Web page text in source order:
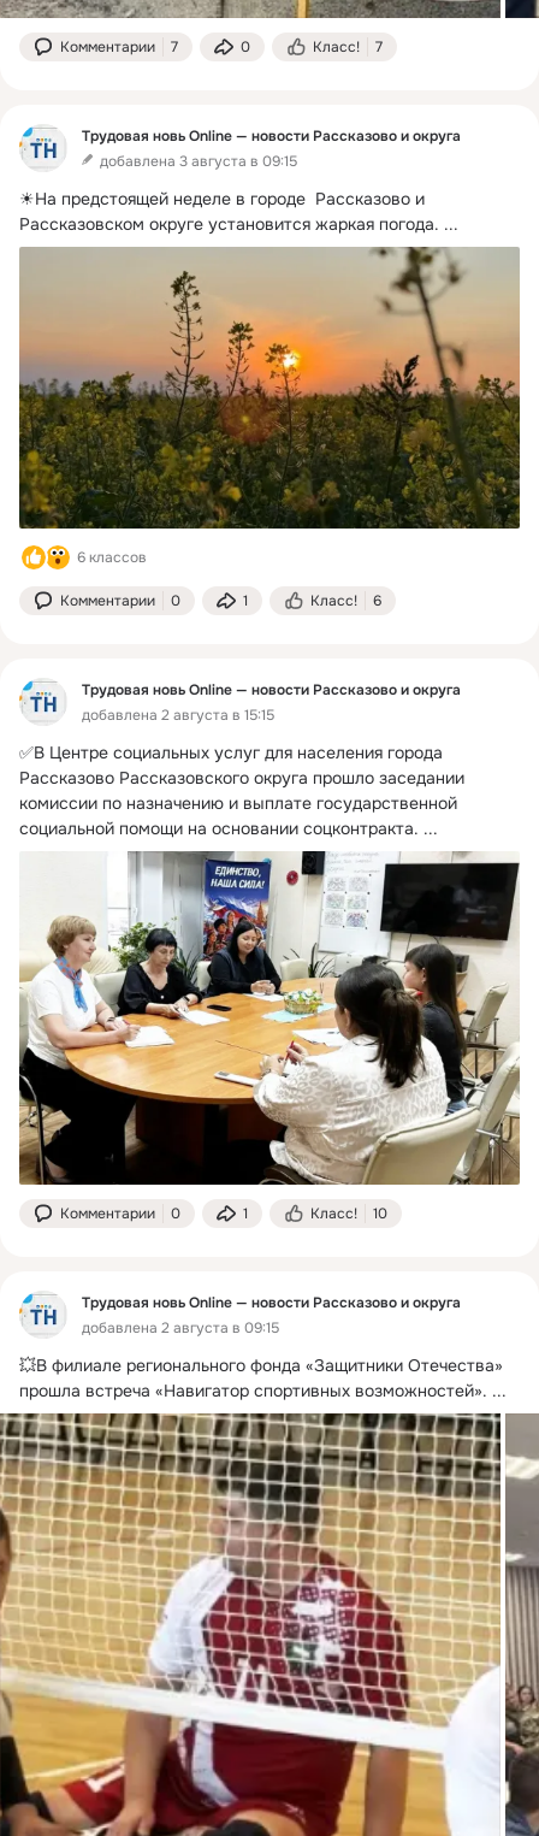
Комментарии 7 0 Класс! 7
Трудовая новь Online — новости Рассказово и округа
добавлена 3 августа в 09:15
☀На предстоящей неделе в городе  Рассказово и
Рассказовском округе установится жаркая погода. ...
6 классов
Комментарии 0 1 Класс! 6
Трудовая новь Online — новости Рассказово и округа
добавлена 2 августа в 15:15
✅В Центре социальных услуг для населения города
Рассказово Рассказовского округа прошло заседании
комиссии по назначению и выплате государственной
социальной помощи на основании соцконтракта. ...
Комментарии 0 1 Класс! 10
Трудовая новь Online — новости Рассказово и округа
добавлена 2 августа в 09:15
💥В филиале регионального фонда «Защитники Отечества»
прошла встреча «Навигатор спортивных возможностей». ...